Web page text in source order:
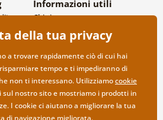
e
Informazioni utili
Chi siamo
FAQ
Contatti
Collaborazione all’ingrosso
della tua privacy
a trovare rapidamente ciò di cui hai
tempo e ti impediranno di
non ti interessano. Utilizziamocookie
sul nostro sito e mostriamo i prodotti in
I cookie ci aiutano a migliorare la tua
di navigazione migliorata.